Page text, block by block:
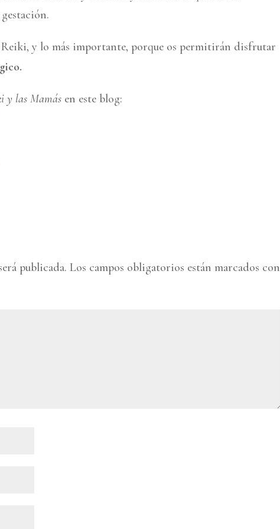
Reiki, y lo más importante, porque os permitirán disfrutar
y las Mamás en este blog:
publicada. Los campos obligatorios están marcados con